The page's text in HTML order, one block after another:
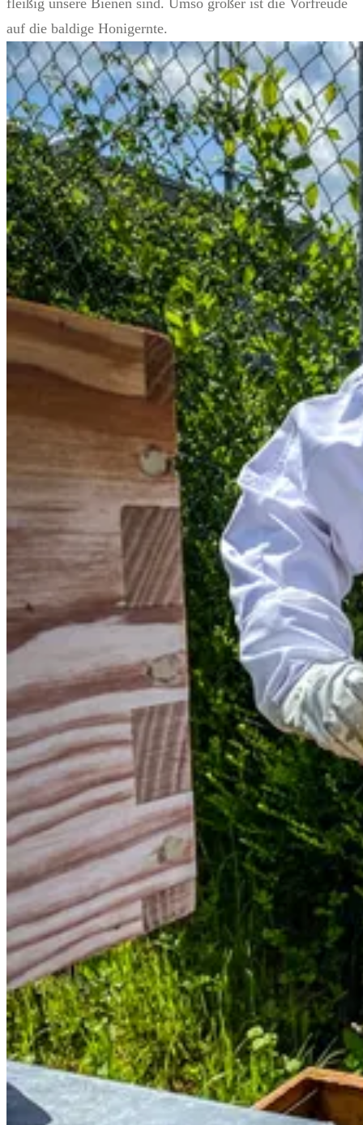
fleißig unsere Bienen sind. Umso größer ist die Vorfreude
auf die baldige Honigernte.